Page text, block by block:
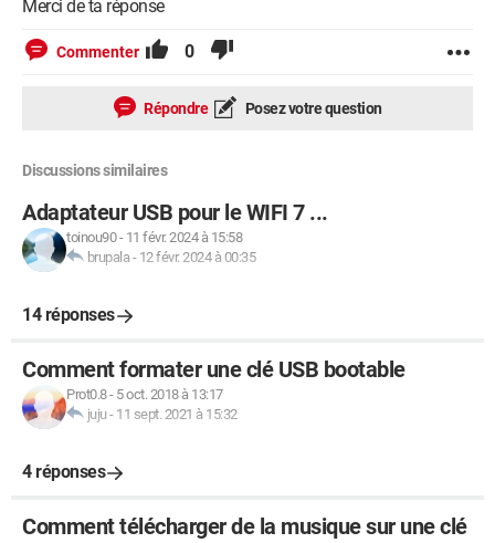
Merci de ta réponse
Commenter 0
Répondre Posez votre question
Discussions similaires
Adaptateur USB pour le WIFI 7 ...
toinou90- 11 févr. 2024 à 15:58
brupala - 12 févr. 2024 à 00:35
14 réponses
Comment formater une clé USB bootable
Prot0.8- 5 oct. 2018 à 13:17
juju- 11 sept. 2021 à 15:32
4 réponses
Comment télécharger de la musique sur une clé